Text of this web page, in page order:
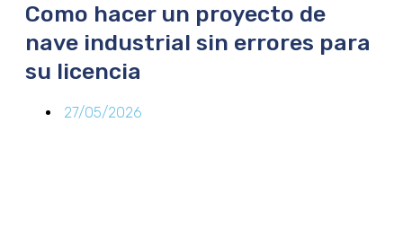
Como hacer un proyecto de
nave industrial sin errores para
su licencia
27/05/2026